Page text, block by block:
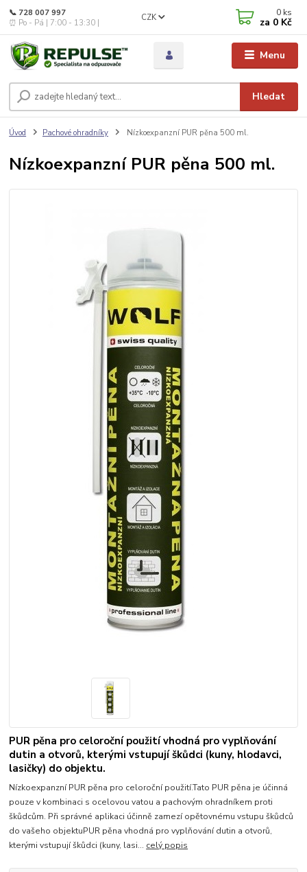
Menu
CZK
Hledat
📞 728 007 997
⏰ Po - Pá | 7:00 - 13:30 |
0 ks
za 0 Kč
Úvod Pachové ohradníky Nízkoexpanzní PUR pěna 500 ml.
Nízkoexpanzní PUR pěna 500 ml.
PUR pěna pro celoroční použití vhodná pro vyplňování
dutin a otvorů, kterými vstupují škůdci (kuny, hlodavci,
lasičky) do objektu.
Nízkoexpanzní PUR pěna pro celoroční použití.Tato PUR pěna je účinná
pouze v kombinaci s ocelovou vatou a pachovým ohradníkem proti
škůdcům. Při správné aplikaci účinně zamezí opětovnému vstupu škůdců
do vašeho objektuPUR pěna vhodná pro vyplňování dutin a otvorů,
kterými vstupují škůdci (kuny, lasi... celý popis